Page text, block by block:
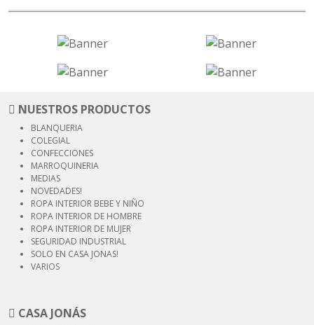
NUESTROS PRODUCTOS
BLANQUERIA
COLEGIAL
CONFECCIONES
MARROQUINERIA
MEDIAS
NOVEDADES!
ROPA INTERIOR BEBE Y NIÑO
ROPA INTERIOR DE HOMBRE
ROPA INTERIOR DE MUJER
SEGURIDAD INDUSTRIAL
SOLO EN CASA JONAS!
VARIOS
CASA JONÁS